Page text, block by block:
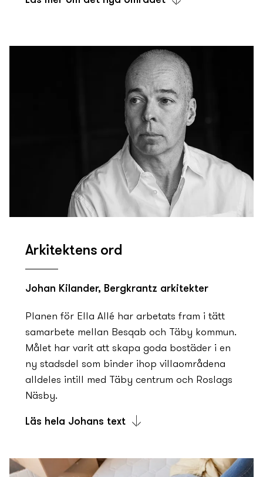
Det är trehundra meter till Tibble Station,
därifrån tar det en kvart med tåget till Östra
station. Och bara sexhundra meter till Täby
Centrum, ett av Sveriges största köpcentrum
med ett stort utbud av handel, kultur, service
och restauranger. Det kommer att finnas
bilpool och rikligt med cykelparkeringar i
området, och närhet till den planerade
förskolan gör att behovet av bil för dem som
bor här minskar ytterligare.
flerbostadshus i varierande höjd och storlek,
samt sju stycken stadsradhus. I den norra
delen av området finns planer på en ny­
ny­ mötesplats med lokaler för service och
caféer i bottenvåningarna.
I Täby kommun finns det gott om
idrottshallar; ishall, snart en helt ny­ simhall,
rackethallar, gymnastik- och bollhallar till
utomhus. Och på vintern finns gott om
skridskoisar, bland annat.
Arkitektens ord
Johan Kilander, Bergkrantz arkitekter
Planen för Ella Allé har arbetats fram i tätt
samarbete mellan Besqab och Täby kommun.
Målet har varit att skapa goda bostäder i en
ny­ stadsdel som binder ihop villaområdena
alldeles intill med Täby centrum och Roslags
Näsby.
Läs hela Johans text
kvaliteter både från villakvarteren och Täby
Centrum till Ella Allé. Skalan på husen möter